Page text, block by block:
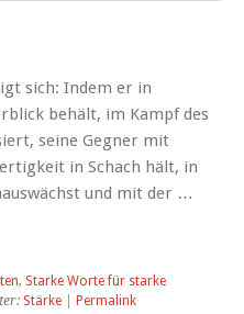
sich: Indem er in
behält, im Kampf des
seine Gegner mit
in Schach hält, in
und mit der …
, Starke Worte für starke
Stärke Permalink